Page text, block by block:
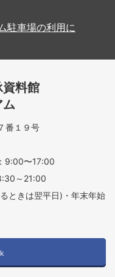
駐車場の利用に
資料館
ム
番１９号
9:00〜17:00
～21:00
ときは翌平日)・年末年始